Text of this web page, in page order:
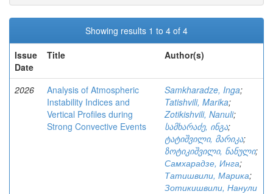
Showing results 1 to 4 of 4
Issue
Date
Title Author(s)
2026
Analysis of Atmospheric
Instability Indices and
Vertical Profiles during
Strong Convective Events
Samkharadze, Inga;
Tatishvili, Marika;
Zotikishvili, Nanuli;
სამხარაძე, ინგა;
ტატიშვილი, მარიკა;
ზოტიკიშვილი, ნანული;
Самхарадзе, Инга;
Татишвили, Марика;
Зотикишвили, Нанули